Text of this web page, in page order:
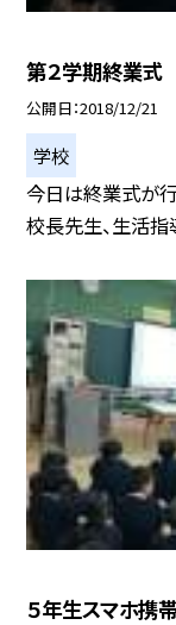
第２学期終業式
公開日 2018/12/21
学校
今日は終業式が行
校長先生、生活
５年生スマホ携